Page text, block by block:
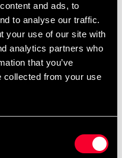
and ads, to
to analyse our traffic.
your use of our site with
analytics partners who
that you’ve
collected from your use